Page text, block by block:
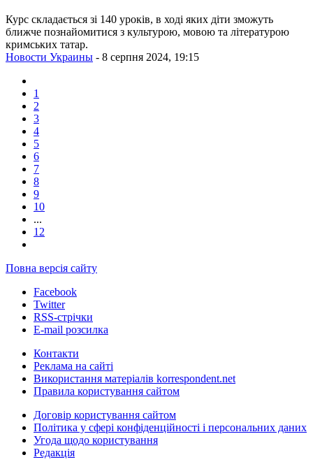
Курс складається зі 140 уроків, в ході яких діти зможуть
ближче познайомитися з культурою, мовою та літературою
кримських татар.
Новости Украины - 8 серпня 2024, 19:15
1
2
3
4
5
6
7
8
9
10
...
12
Повна версія сайту
Facebook
Twitter
RSS-стрічки
E-mail розсилка
Контакти
Реклама на сайті
Використання матеріалів korrespondent.net
Правила користування сайтом
Договір користування сайтом
Політика у сфері конфіденційності і персональних даних
Угода щодо користування
Редакція